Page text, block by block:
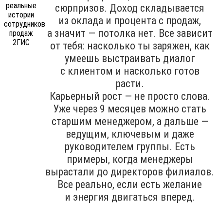
сюрпризов. Доход складывается
из оклада и процента с продаж,
а значит — потолка нет. Все зависит
от тебя: насколько ты заряжен, как
умеешь выстраивать диалог
с клиентом и насколько готов
расти.
Карьерный рост — не просто слова.
Уже через 9 месяцев можно стать
старшим менеджером, а дальше —
ведущим, ключевым и даже
руководителем группы. Есть
примеры, когда менеджеры
вырастали до директоров филиалов.
Все реально, если есть желание
и энергия двигаться вперед.